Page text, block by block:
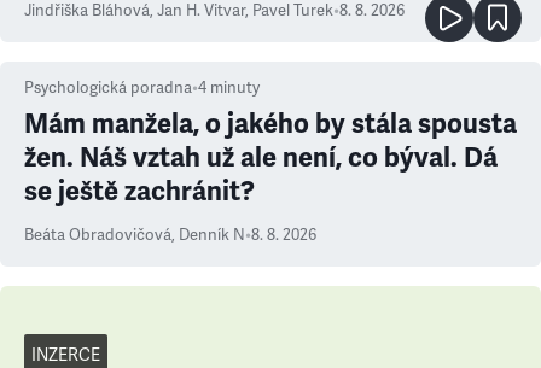
Jindřiška Bláhová, Jan H. Vitvar, Pavel Turek•8. 8. 2026
Psychologická poradna•4 minuty
Mám manžela, o jakého by stála spousta
žen. Náš vztah už ale není, co býval. Dá
se ještě zachránit?
Beáta Obradovičová, Denník N•8. 8. 2026
INZERCE